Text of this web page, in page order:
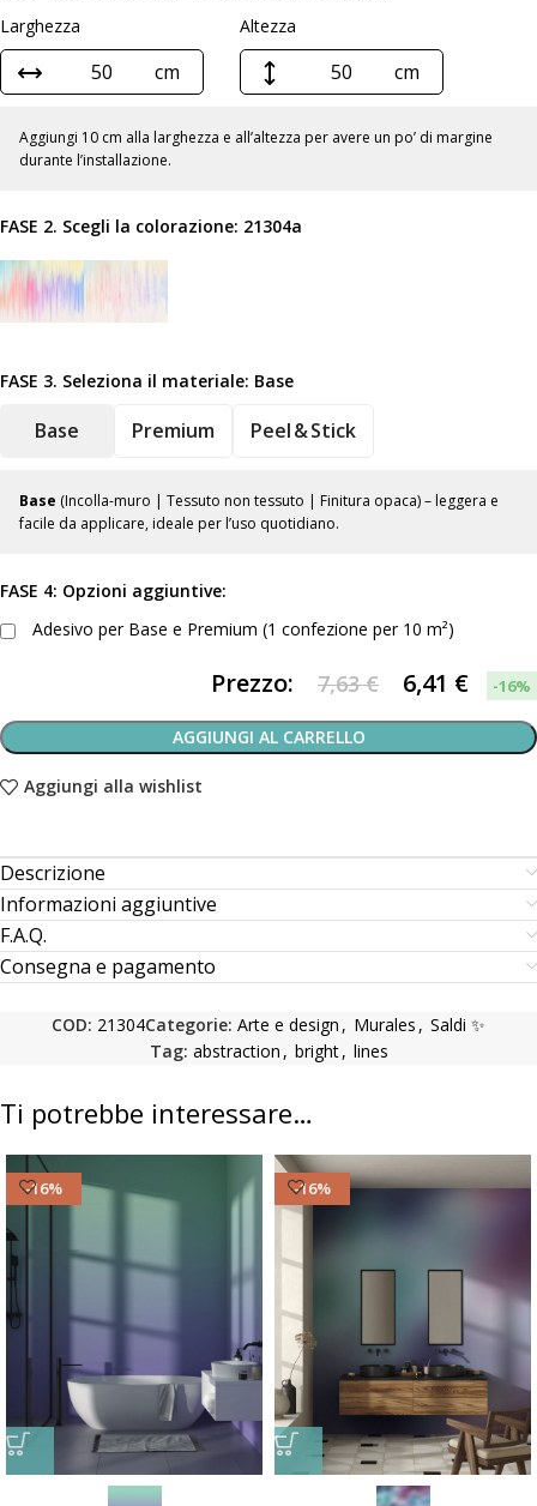
Larghezza
cm
Altezza
cm
Aggiungi 10 cm alla larghezza e all’altezza per avere un po’ di margine
durante l’installazione.
FASE 2. Scegli la colorazione: 21304a
FASE 3. Seleziona il materiale: Base
Base Premium Peel & Stick
Base (Incolla-muro | Tessuto non tessuto | Finitura opaca) – leggera e
facile da applicare, ideale per l’uso quotidiano.
FASE 4: Opzioni aggiuntive:
Adesivo per Base e Premium (1 confezione per 10 m²)
Prezzo: 7,63 € 6,41 € -16%
AGGIUNGI AL CARRELLO
Aggiungi alla wishlist
Descrizione
Informazioni aggiuntive
F.A.Q.
Consegna e pagamento
COD: 21304Categorie: Arte e design , Murales , Saldi ✨
Tag: abstraction , bright, lines
Ti potrebbe interessare…
-16% -16%